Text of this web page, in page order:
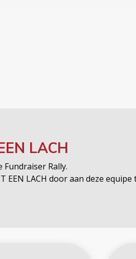
LACH
Rally.
EEN LACH door aan deze equipe